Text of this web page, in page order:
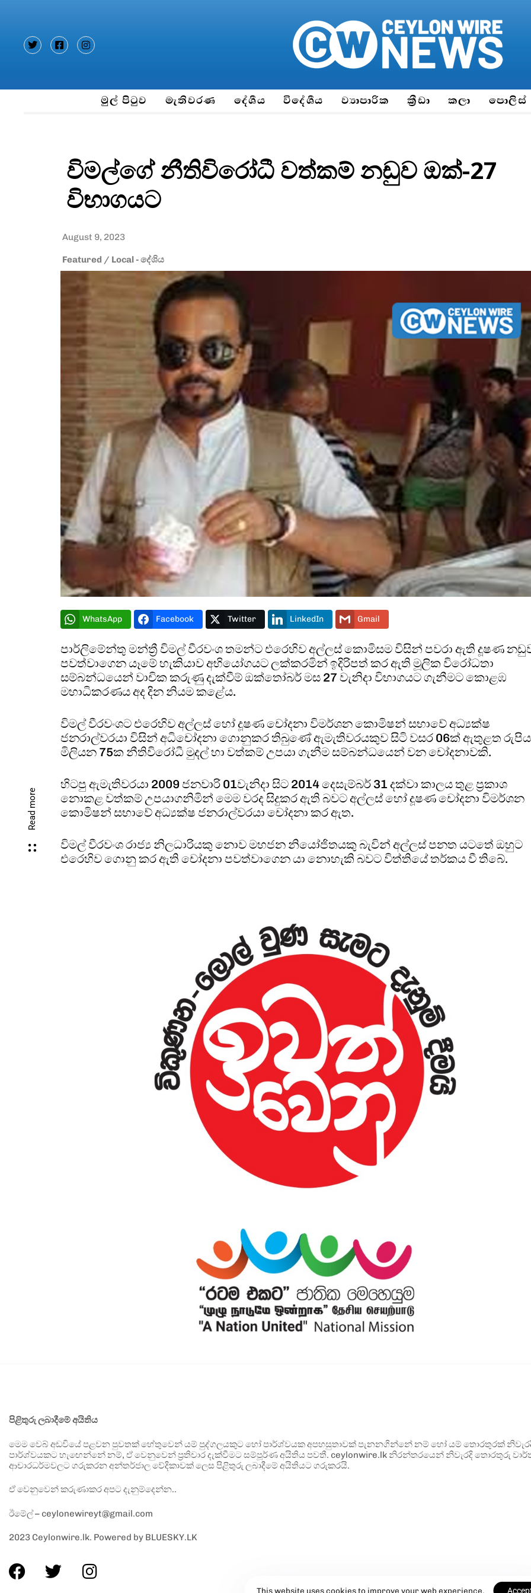
මුල් පිටුව මැතිවරණ දේශීය විදේශීය ව්‍යාපාරික ක්‍රීඩා කලා පොලිස්
Read more
විමල්ගේ නීතිවිරෝධී වත්කම් නඩුව ඔක්-27
විභාගයට
August 9, 2023
Featured / Local - දේශිය
WhatsApp Facebook Twitter LinkedIn Gmail
පාර්ලිමේන්තු මන්ත්‍රී විමල් වීරවංශ තමන්ට එරෙහිව අල්ලස් කොමිසම විසින් පවරා ඇති දූෂණ
පවත්වාගෙන යෑමේ හැකියාව අභියෝගයට ලක්කරමින් ඉදිරිපත් කර ඇති මූලික විරෝධතා
සම්බන්ධයෙන් වාචික කරුණු දැක්වීම් ඔක්තෝබර් මස 27 වැනිදා විභාගයට ගැනීමට කොළඹ
මහාධිකරණය අද දින නියම කළේය.
විමල් වීරවංශට එරෙහිව අල්ලස් හෝ දූෂණ චෝදනා විමර්ශන කොමිෂන් සභාවේ අධ්‍යක්ෂ
ජනරාල්වරයා විසින් අධිචෝදනා ගොනුකර තිබුණේ ඇමැතිවරයකුව සිටි වසර 06ක් ඇතුළත
මිලියන 75ක නීතිවිරෝධී මුදල් හා වත්කම් උපයා ගැනීම සම්බන්ධයෙන් වන චෝදනාවකි.
හිටපු ඇමැතිවරයා 2009 ජනවාරි 01වැනිදා සිට 2014 දෙසැම්බර් 31 දක්වා කාලය තුළ ප්‍රකාශ
නොකළ වත්කම් උපයාගනිමින් මෙම වරද සිදුකර ඇති බවට අල්ලස් හෝ දූෂණ චෝදනා විමර්ශන
කොමිෂන් සභාවේ අධ්‍යක්ෂ ජනරාල්වරයා චෝදනා කර ඇත.
විමල් වීරවංශ රාජ්‍ය නිලධාරියකු නොව මහජන නියෝජිතයකු බැවින් අල්ලස් පනත යටතේ ඔහුට
එරෙහිව ගොනු කර ඇති චෝදනා පවත්වාගෙන යා නොහැකි බවට විත්තියේ තර්කය වී තිබේ.
පිළිතුරු ලබාදීමේ අයිතිය
මෙම වෙබ් අඩවියේ පළවන පුවතක් හේතුවෙන් යම් පුද්ගලයකුට හෝ පාර්ශ්වයක අපහසුතාවක් පැනනගින්නේ නම් හෝ යම් තොරතුරක්
පාර්ශ්වයකට හැඟෙන්නේ නම්, ඒ වෙනුවෙන් ප්‍රතිචාර දැක්වීමට සම්පූර්ණ අයිතිය පවතී. ceylonwire.lk නිරන්තරයෙන් නිවැරදි තොරතුරු
ආචාරධර්මවලට ගරුකරන අන්තර්ජාල වේදිකාවක් ලෙස පිළිතුරු ලබාදීමේ අයිතියට ගරුකරයි.
ඒ වෙනුවෙන් කරුණාකර අපට දැනුම්දෙන්න..
ඊමේල් – ceylonewireyt@gmail.com
2023 Ceylonwire.lk. Powered by BLUESKY.LK
This website uses cookies to improve your web experience.